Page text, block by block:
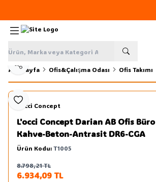
Ana Sayfa Ofis&Çalışma Odası Ofis Takımı
Favoriye Ekle
Paylaş
L'occi Concept
L'occi Concept Darian AB Ofis Büro
Kahve-Beton-Antrasit DR6-CGA
Ürün Kodu:T1005
8.798,21TL
6.934,09TL